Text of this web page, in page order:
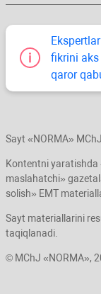
fikrini
qaror
Sayt «NORMA»
Kontentni yaratishda
maslahatchi»
solish» EMT
Sayt materiallarini
taqiqlanadi.
© MChJ «NORMA»,